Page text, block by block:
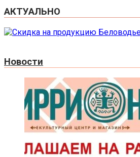
АКТУАЛЬНО
Новости